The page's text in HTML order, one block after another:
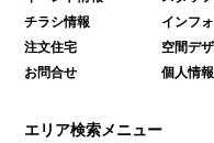
チラシ情報
インフ
注文住宅
空間デ
お問合せ
個人情
エリア検索メニュー